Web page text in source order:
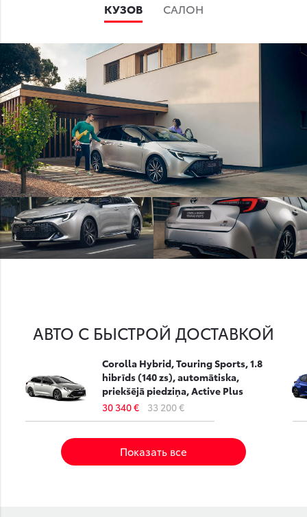
КУЗОВ САЛОН
АВТО С БЫСТРОЙ ДОСТАВКОЙ
Corolla Hybrid, Touring Sports, 1.8
hibrīds (140 zs), automātiska,
priekšējā piedziņa, Active Plus
30 340 €
33 200 €
Показать все